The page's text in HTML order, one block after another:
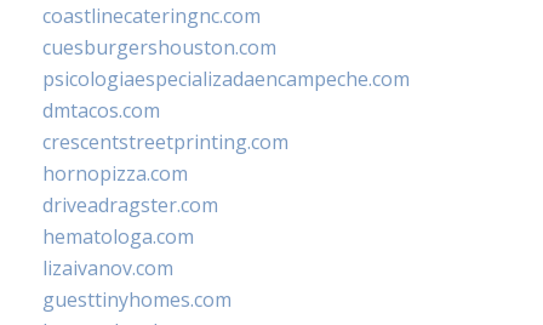
coastlinecateringnc.com
cuesburgershouston.com
psicologiaespecializadaencampeche.com
dmtacos.com
crescentstreetprinting.com
hornopizza.com
driveadragster.com
hematologa.com
lizaivanov.com
guesttinyhomes.com